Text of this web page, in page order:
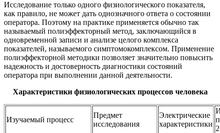
Исследование только одного физиологического показателя,
как правило, не может дать однозначного ответа о состоянии
оператора. Поэтому на практике применяется обычно так
называемый полиэффекторный метод, заключающийся в
одновременной записи и анализе целого комплекса
показателей, называемого симптомокомплексом. Применение
полиэффекторной методики позволяет значительно повысить
надежность и достоверность диагностики состояний
оператора при выполнении данной деятельности.
Характеристики физиологических процессов человека
Изучаемый процесс
Предмет
исследования
Электрические
характеристики